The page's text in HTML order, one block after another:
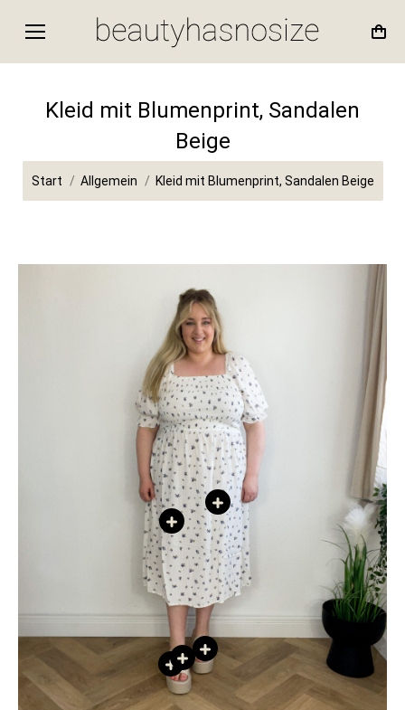
Kleid mit Blumenprint, Sandalen
Beige
Sie befinden sich hier:
Start Allgemein Kleid mit Blumenprint, Sandalen Beige